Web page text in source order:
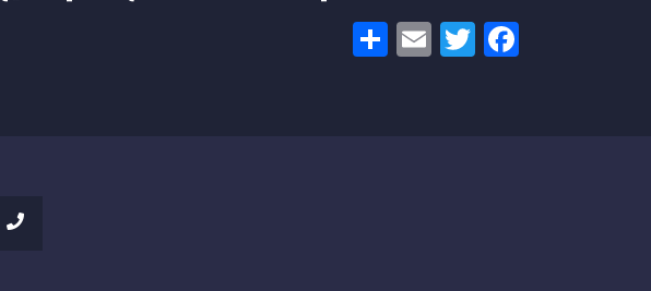
Facebook
Twitter
Email